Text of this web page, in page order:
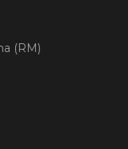
(RM)